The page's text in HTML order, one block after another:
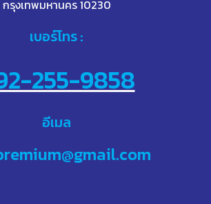
กรุงเทพมหานคร 10230
เบอร์โทร :
255-9858
อีเมล